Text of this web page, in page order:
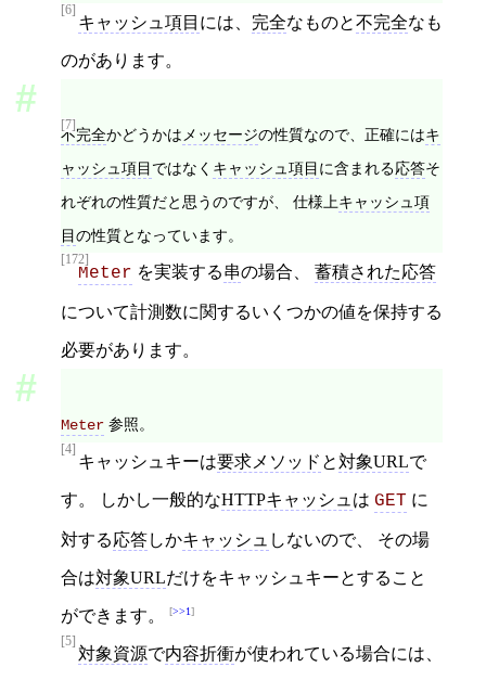
[6]
キャッシュ項目 には、 完全なものと不完全なも
のがあります。
[7]
不完全かどうかは メッセージの性質なので、正確にはキ
ャッシュ項目 ではなく キャッシュ項目 に含まれる応答そ
れぞれの性質だと思うのですが、 仕様上キャッシュ項
目の性質となっています。
[172]
Meter を実装する串の場合、 蓄積された応答
について計測数に関するいくつかの値を保持する
必要があります。
Meter 参照。
[4]
キャッシュキーは要求メソッド と対象URLで
す。 しかし一般的なHTTPキャッシュ は GET に
対する応答しかキャッシュ しないので、 その場
合は対象URLだけをキャッシュキーとすること
ができます。 >>1
[5]
対象資源で内容折衝が使われている場合には、